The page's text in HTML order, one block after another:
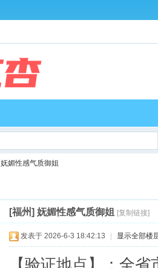
妩媚性感气质御姐
[福州]妩媚性感气质御姐 [复制链接]
发表于 2026-6-3 18:42:13 显示全部楼
【验证地点】：全省